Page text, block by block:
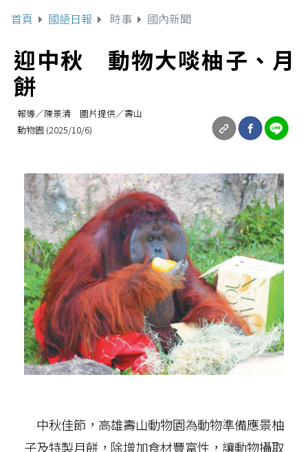
首頁 國語日報 時事 國內新聞
迎中秋 動物大啖柚子、月
餅
報導／陳景清 圖片提供／壽山
動物園 (2025/10/6)
中秋佳節，高雄壽山動物園為動物準備應景柚
子及特製月餅，除增加食材豐富性，讓動物攝取